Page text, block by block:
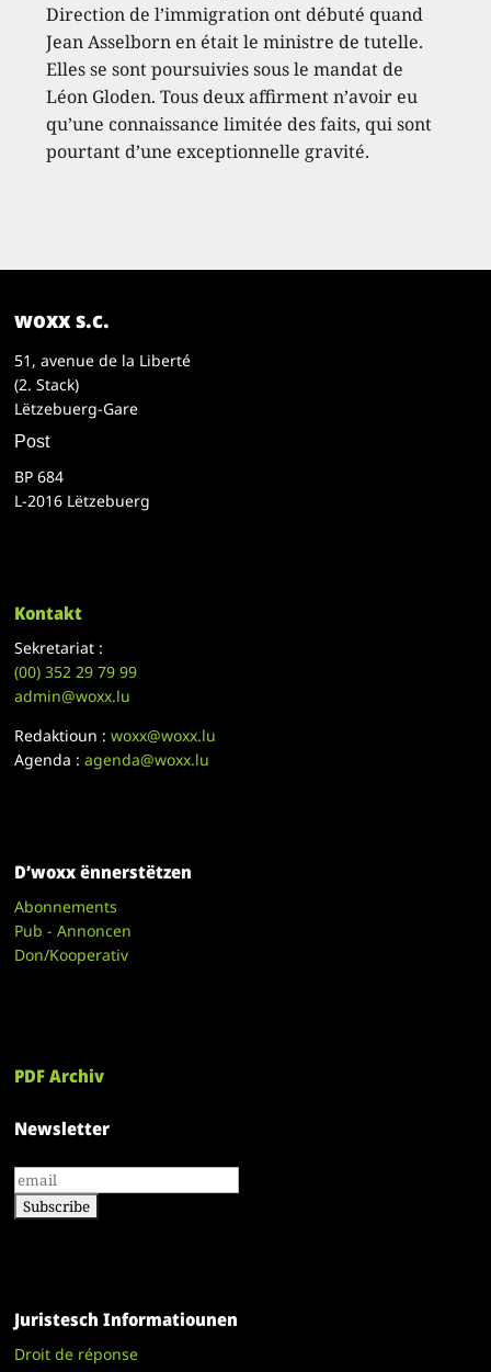
Direction de l’immigration ont débuté quand
Jean Asselborn en était le ministre de tutelle.
Elles se sont poursuivies sous le mandat de
Léon Gloden. Tous deux affirment n’avoir eu
qu’une connaissance limitée des faits, qui sont
pourtant d’une exceptionnelle gravité.
woxx s.c.
51, avenue de la Liberté
(2. Stack)
Lëtzebuerg-Gare
Post
BP 684
L-2016 Lëtzebuerg
Kontakt
Sekretariat :
(00)352 29 79 99
admin@woxx.lu
Redaktioun :woxx@woxx.lu
Agenda :agenda@woxx.lu
D’woxx ënnerstëtzen
Abonnements
Pub - Annoncen
Don/Kooperativ
PDF Archiv
Newsletter
Juristesch Informatiounen
Droit de réponse